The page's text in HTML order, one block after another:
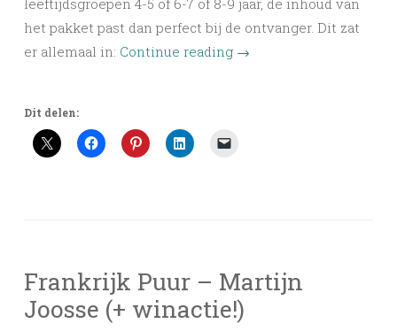
leeftijdsgroepen 4-5 of 6-7 of 8-9 jaar, de inhoud van
het pakket past dan perfect bij de ontvanger. Dit zat
er allemaal in: Continue reading →
Dit delen:
Frankrijk Puur – Martijn
Joosse (+ winactie!)